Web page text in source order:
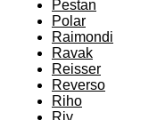
Pestan
Polar
Raimondi
Ravak
Reisser
Reverso
Riho
Riv